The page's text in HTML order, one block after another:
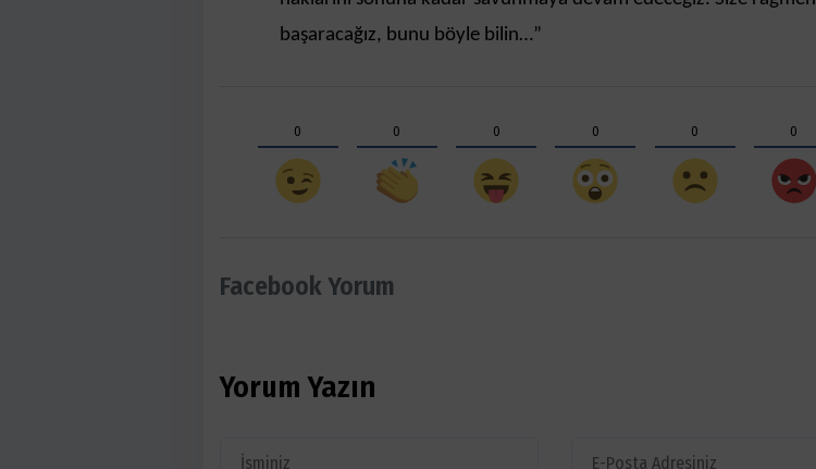
başaracağız, bunu böyle bilin…”
0 0 0 0 0 0
Facebook Yorum
Yorum Yazın